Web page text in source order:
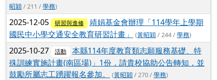
昭穎/ 211 /學務)
2025-12-05 研習與進修
靖娟基金會辦理「114學年上學期
國民中小學交通安全教育研習計畫」
(黃昭穎/ 244 /學務)
2025-10-27 活動
本縣114年度教育類志願服務基礎、特
殊訓練實施計畫(南區場)」1份，請貴校協助公告轉知，並
鼓勵所屬志工踴躍報名參加。
(黃昭穎/ 270 /學務)